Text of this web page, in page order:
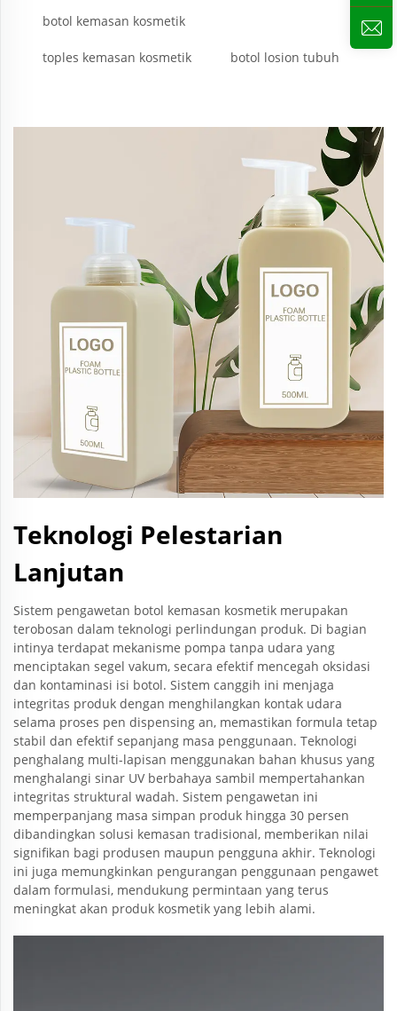
botol kemasan kosmetik
toples kemasan kosmetik botol losion tubuh
Teknologi Pelestarian
Lanjutan
Sistem pengawetan botol kemasan kosmetik merupakan
terobosan dalam teknologi perlindungan produk. Di bagian
intinya terdapat mekanisme pompa tanpa udara yang
menciptakan segel vakum, secara efektif mencegah oksidasi
dan kontaminasi isi botol. Sistem canggih ini menjaga
integritas produk dengan menghilangkan kontak udara
selama proses pen dispensing an, memastikan formula tetap
stabil dan efektif sepanjang masa penggunaan. Teknologi
penghalang multi-lapisan menggunakan bahan khusus yang
menghalangi sinar UV berbahaya sambil mempertahankan
integritas struktural wadah. Sistem pengawetan ini
memperpanjang masa simpan produk hingga 30 persen
dibandingkan solusi kemasan tradisional, memberikan nilai
signifikan bagi produsen maupun pengguna akhir. Teknologi
ini juga memungkinkan pengurangan penggunaan pengawet
dalam formulasi, mendukung permintaan yang terus
meningkat akan produk kosmetik yang lebih alami.